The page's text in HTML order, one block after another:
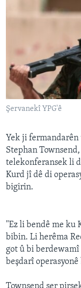
ÇAND Û HUNER
SERNIVÎS
SORANÎ
FOLLOW US
Zimanên Din
Şervanekî YPG'ê
Yek ji
Stephan
telekonferansek li
Kurd jî dê di
bigirin.
''Ez li bendê me ku
bibin. Li herêma
got û bi berdewamî
beşdarî